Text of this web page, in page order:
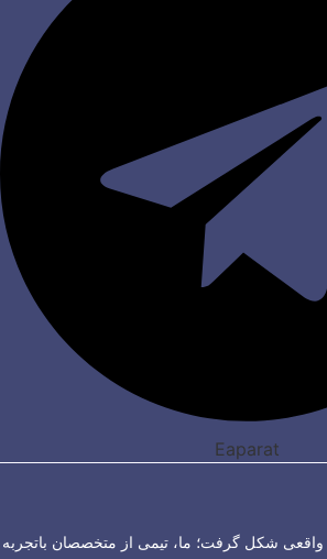
Eaparat
شکل گرفت؛ ما، تیمی از متخصصان باتجربه